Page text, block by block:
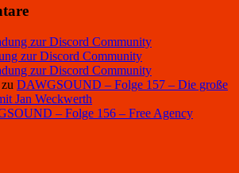
zur Discord Community
zur Discord Community
zur Discord Community
DAWGSOUND – Folge 157 – Die große
Jan Weckwerth
– Folge 156 – Free Agency